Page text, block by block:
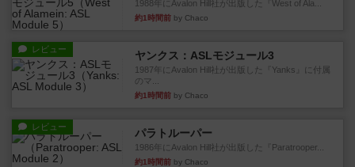
1988年にAvalon Hill社が出版した『West of Ala...
約1時間前 by Chaco
レビュー ヤンクス：ASLモジュール3
1987年にAvalon Hill社が出版した『Yanks』に付属
のマ...
約1時間前 by Chaco
レビュー パラトルーパー
1986年にAvalon Hill社が出版した『Paratrooper...
約1時間前 by Chaco